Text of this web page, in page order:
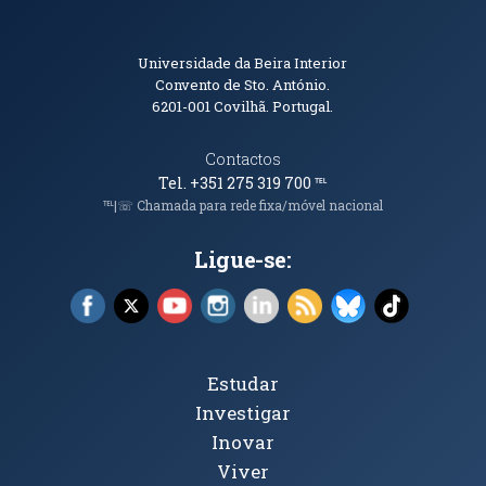
Informações de Contacto
Universidade da Beira Interior
Convento de Sto. António.
6201-001Covilhã. Portugal.
Contactos
Tel. +351 275 319 700℡
℡|☏ Chamada para rede fixa/móvel nacional
Ligue-se:
Facebook (abre em nova janela)
X (abre em nova janela)
YouTube (abre em nova janela)
Instagram (abre em nova janela)
LinkedIn (abre em nova
RSS (abre em nova
Bluesky (abre
TikTok
Tópicos Principais
Estudar
Investigar
Inovar
Viver